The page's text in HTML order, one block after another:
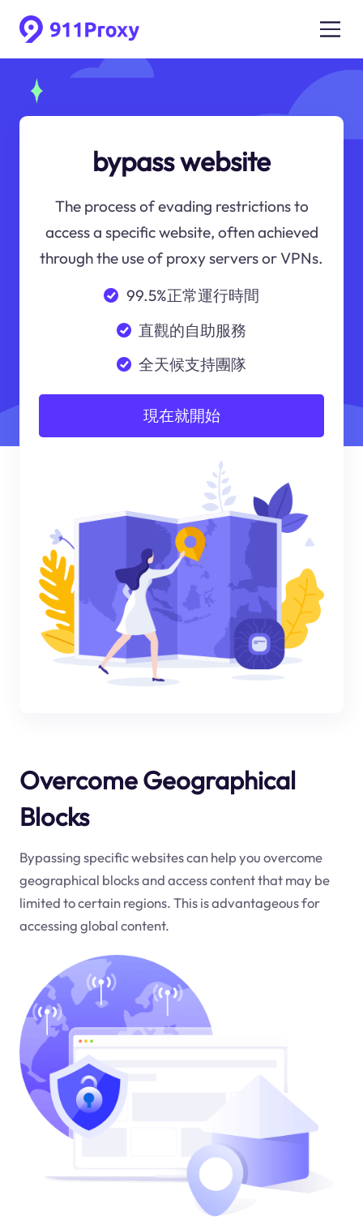
bypass website
The process of evading restrictions to
access a specific website, often achieved
through the use of proxy servers or VPNs.
99.5%正常運行時間
直觀的自助服務
全天候支持團隊
現在就開始
Overcome Geographical
Blocks
Bypassing specific websites can help you overcome
geographical blocks and access content that may be
limited to certain regions. This is advantageous for
accessing global content.